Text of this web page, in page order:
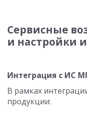
Сервисные
и настройки
Интеграция с ИС
В рамках
продукции: